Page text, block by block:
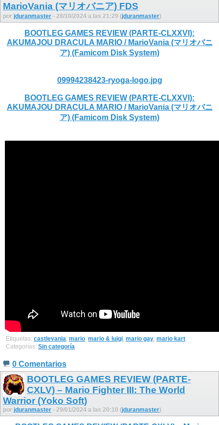
MarioVania (マリオバニア) FDS
por jduranmaster - 28/10/2024 a las 21:29 (jduranmaster)
BOOTLEG GAMES REVIEW (PARTE-CLXXVI):
AKUMAJOU DRACULA MARIO / MarioVania (マリオバニ
ア) (Famicom Disk System)
09994238423-ryoga-logo.jpg
BOOTLEG GAMES REVIEW (PARTE-CLXXVI):
AKUMAJOU DRACULA MARIO / MarioVania (マリオバニ
ア) (Famicom Disk System)
Etiquetas: castlevania, mario, mario & luigi, mario gay, mario kart
Categorías: Sin categoría
0 Comentarios
BOOTLEG GAMES REVIEW (PARTE-
CXLV) – Mario Fighter III: The World
Warrior (Yoko Soft)
por jduranmaster - 29/01/2024 a las 20:10 (jduranmaster)